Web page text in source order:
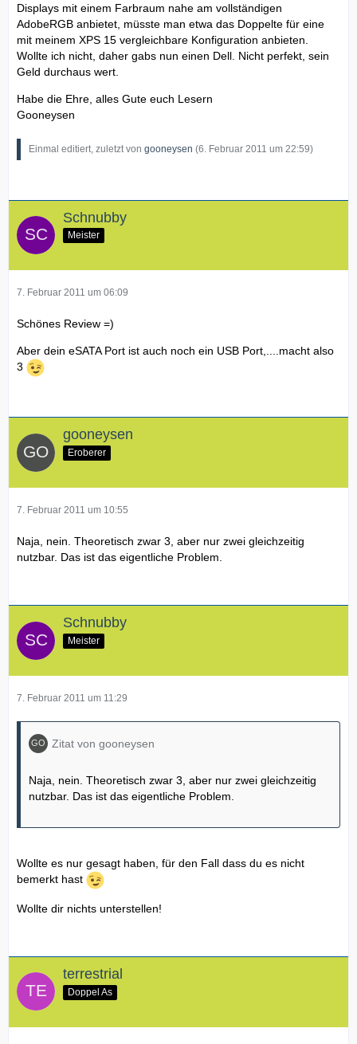
Displays mit einem Farbraum nahe am vollständigen
AdobeRGB anbietet, müsste man etwa das Doppelte für eine
mit meinem XPS 15 vergleichbare Konfiguration anbieten.
Wollte ich nicht, daher gabs nun einen Dell. Nicht perfekt, sein
Geld durchaus wert.
Habe die Ehre, alles Gute euch Lesern
Gooneysen
Einmal editiert, zuletzt von gooneysen (6. Februar 2011 um 22:59)
Schnubby
Meister
7. Februar 2011 um 06:09
Schönes Review =)
Aber dein eSATA Port ist auch noch ein USB Port,....macht also
3
gooneysen
Eroberer
7. Februar 2011 um 10:55
Naja, nein. Theoretisch zwar 3, aber nur zwei gleichzeitig
nutzbar. Das ist das eigentliche Problem.
Schnubby
Meister
7. Februar 2011 um 11:29
Zitat von gooneysen
Naja, nein. Theoretisch zwar 3, aber nur zwei gleichzeitig
nutzbar. Das ist das eigentliche Problem.
Wollte es nur gesagt haben, für den Fall dass du es nicht
bemerkt hast
Wollte dir nichts unterstellen!
terrestrial
Doppel As